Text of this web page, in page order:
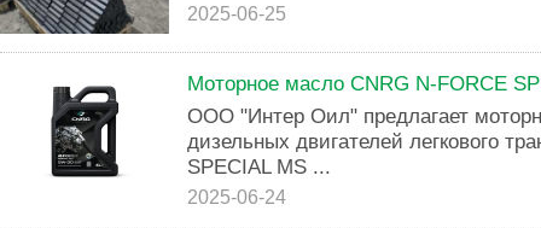
2025-06-25
Моторное масло CNRG N-FORCE
ООО "Интер Оил" предлагает
дизельных двигателей легкового
SPECIAL MS ...
2025-06-24